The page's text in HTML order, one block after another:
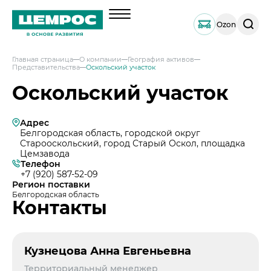
Ozon
Поиск
по
Главная страница О компании
География активов
Представительства
Оскольский участок
Оскольский участок
Адрес
Белгородская область, городской округ
Старооскольский, город Старый Оскол, площадка
Цемзавода
Телефон
+7 (920) 587-52-09
Регион поставки
Белгородская область
Контакты
Кузнецова Анна Евгеньевна
Территориальный менеджер
Менеджмент
География активов
Наши компетенции и возможности
Решения по сегментам строительства
Продукция
Навальный цемент
Портландцемент ЦЕМРОС 500 ЭКСТРА
Портландцемент ЦЕМРОС 400 ПЛЮС
Услуги
Сервисная поддержка
Проектная поддержка
Выпуск 1
Устойчивое развитие